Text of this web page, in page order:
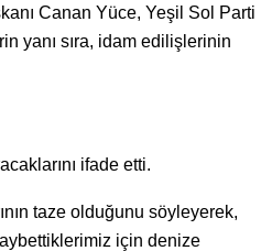
Canan Yüce, Yeşil Sol Parti
yanı sıra, idam edilişlerinin
ifade etti.
taze olduğunu söyleyerek,
için denize